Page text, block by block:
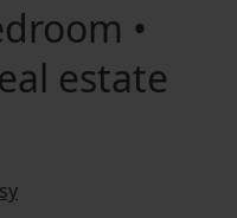
•
estate